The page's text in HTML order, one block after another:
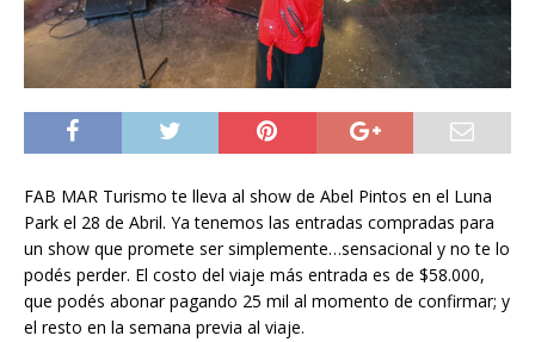
FAB MAR Turismo te lleva al show de Abel Pintos en el Luna
Park el 28 de Abril. Ya tenemos las entradas compradas para
un show que promete ser simplemente…sensacional y no te lo
podés perder. El costo del viaje más entrada es de $58.000,
que podés abonar pagando 25 mil al momento de confirmar; y
el resto en la semana previa al viaje.